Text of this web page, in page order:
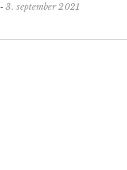
-3. september 2021